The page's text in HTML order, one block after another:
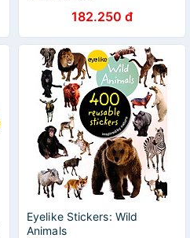
182.250 đ
Eyelike Stickers: Wild
Animals